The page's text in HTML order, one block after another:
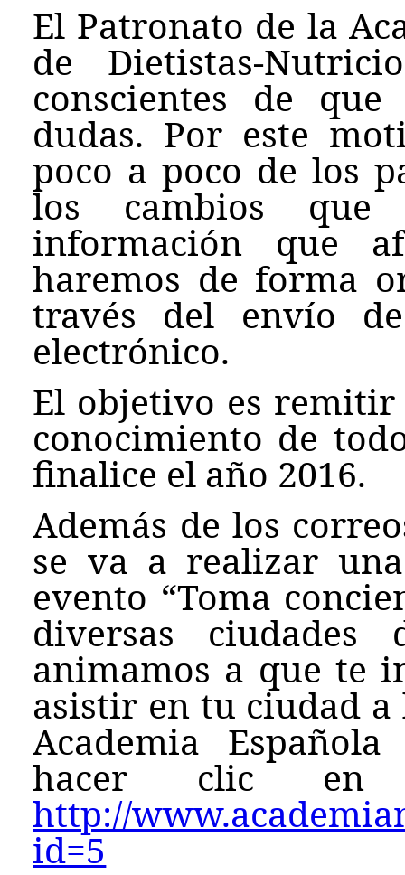
El Patronato de la
de Dietistas-
conscientes de
dudas. Por este
poco a poco de los
los cambios
información que
haremos de forma
través del envío
electrónico.
El objetivo es
conocimiento de
finalice el año 2016.
Además de los
se va a realizar
evento “Toma
diversas
animamos a que te
asistir en tu ciudad a
Academia
hacer clic en
http://
id=5